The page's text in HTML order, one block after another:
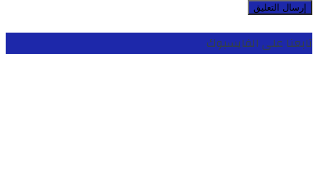
تابعنا على الفايسبوك